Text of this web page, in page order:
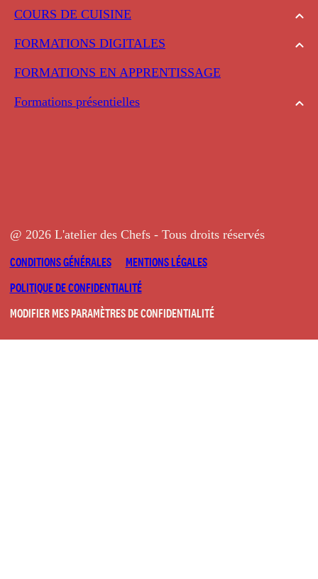
COURS DE CUISINE
FORMATIONS DIGITALES
FORMATIONS EN APPRENTISSAGE
Formations présentielles
@ 2026 L'atelier des Chefs - Tous droits réservés
CONDITIONS GÉNÉRALES
MENTIONS LÉGALES
POLITIQUE DE CONFIDENTIALITÉ
MODIFIER MES PARAMÈTRES DE CONFIDENTIALITÉ